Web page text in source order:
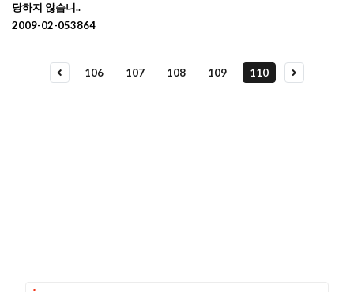
당하지 않습니..
2009-02-053864
106 107 108 109 110